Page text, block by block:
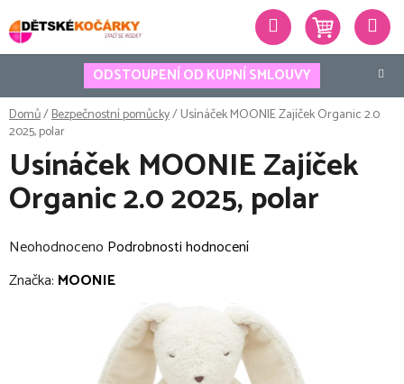
na
obsah
ODSTOUPENÍ OD KUPNÍ SMLOUVY
Hledat
Domů/Bezpečnostní pomůcky/Usínáček MOONIE Zajíček Organic 2.0
2025, polar
Usínáček MOONIE Zajíček
Organic 2.0 2025, polar
Průměrné
hodnocení
Neohodnoceno Podrobnosti hodnocení
Značka: MOONIE